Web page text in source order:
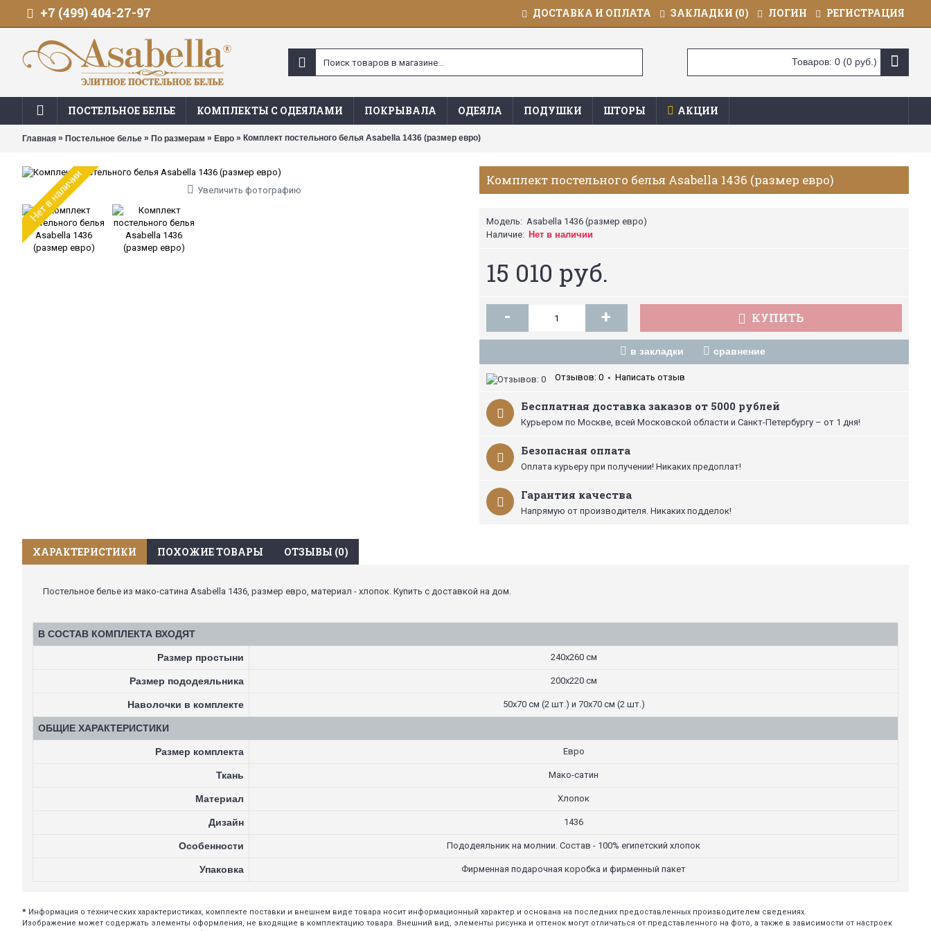
+7 (499) 404-27-97 ДОСТАВКА И ОПЛАТА ЗАКЛАДКИ (0) ЛОГИН РЕГИСТРАЦИЯ
Товаров: 0 (0 руб.)
ПОСТЕЛЬНОЕ БЕЛЬЕ КОМПЛЕКТЫ С ОДЕЯЛАМИ ПОКРЫВАЛА ОДЕЯЛА ПОДУШКИ ШТОРЫ АКЦИИ
Главная » Постельное белье » По размерам » Евро » Комплект постельного белья Asabella 1436 (размер евро)
Нет в наличии Увеличить фотографию
Комплект постельного белья Asabella 1436 (размер евро)
Модель: Asabella 1436 (размер евро)
Наличие: Нет в наличии
15 010 руб.
- + КУПИТЬ
в закладки сравнение
Отзывов: 0 • Написать отзыв
Бесплатная доставка заказов от 5000 рублей
Курьером по Москве, всей Московской области и Санкт-Петербургу – от 1 дня!
Безопасная оплата
Оплата курьеру при получении! Никаких предоплат!
Гарантия качества
Напрямую от производителя. Никаких подделок!
ХАРАКТЕРИСТИКИ ПОХОЖИЕ ТОВАРЫ ОТЗЫВЫ (0)
Постельное белье из мако-сатина Asabella 1436, размер евро, материал - хлопок. Купить с доставкой на дом.
В СОСТАВ КОМПЛЕКТА ВХОДЯТ
Размер простыни 240х260 см
Размер пододеяльника 200х220 см
Наволочки в комплекте 50х70 см (2 шт.) и 70х70 см (2 шт.)
ОБЩИЕ ХАРАКТЕРИСТИКИ
Размер комплекта Евро
Ткань Мако-сатин
Материал Хлопок
Дизайн 1436
Особенности Пододеяльник на молнии. Состав - 100% египетский хлопок
Упаковка Фирменная подарочная коробка и фирменный пакет
* Информация о технических характеристиках, комплекте поставки и внешнем виде товара носит информационный характер и основана на последних предоставленных производителем сведениях.
Изображение может содержать элементы оформления, не входящие в комплектацию товара. Внешний вид, элементы рисунка и оттенок могут отличаться от представленного на фото, а также в зависимости от настроек